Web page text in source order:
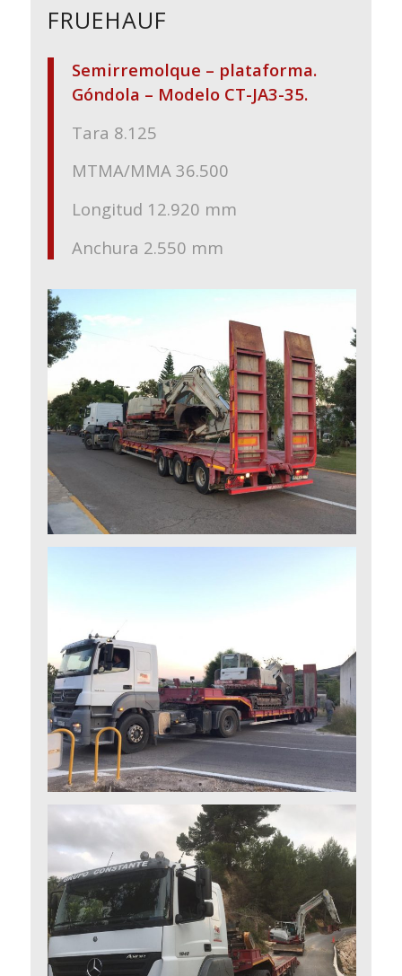
FRUEHAUF
Semirremolque – plataforma.
Góndola – Modelo CT-JA3-35.
Tara 8.125
MTMA/MMA 36.500
Longitud 12.920 mm
Anchura 2.550 mm